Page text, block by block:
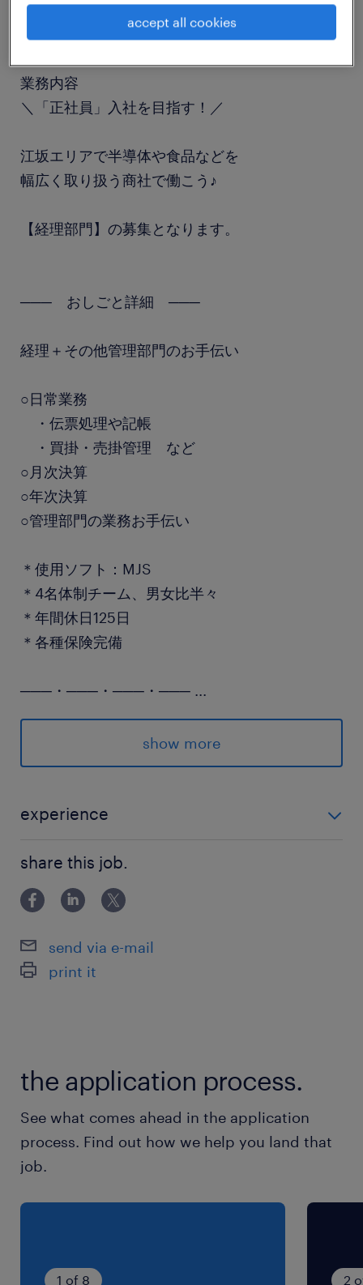
勤務期間
長期（3ヶ月以上）
業務内容
＼「正社員」入社を目指す！／
江坂エリアで半導体や食品などを
幅広く取り扱う商社で働こう♪
【経理部門】の募集となります。
─── おしごと詳細 ───
経理＋その他管理部門のお手伝い
○日常業務
・伝票処理や記帳
・買掛・売掛管理 など
○月次決算
○年次決算
○管理部門の業務お手伝い
＊使用ソフト：MJS
＊4名体制チーム、男女比半々
＊年間休日125日
＊各種保険完備
───・───・───・─── ...
◇正社員の募集のため、派遣期間はありません。
◇ご応募には履歴書、職歴書が必要です。
家電製品や生活用品の開発から販売までを幅広く
手がけ、人々の豊かな暮らしを支える大手ものづ
くり会社
▼今回は紹介予定派遣での募集です！
＊履歴書・職務経歴書の作成サポートします♪
御堂筋線、北大阪急行電鉄／江坂駅（徒歩7分）
阪急千里線／豊津(大阪府)駅（バス15分）
休日休暇
土日祝日
就業時間
show more
experience
ている方
share this job.
send via e-mail
print it
the application process.
See what comes ahead in the application
process. Find out how we help you land that
job.
1 of 8 2
accept all cookies